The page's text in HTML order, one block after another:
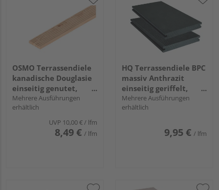
OSMO Terrassendiele
kanadische Douglasie
einseitig genutet,
einseitig geriffelt - 27
x 143 mm
Mehrere Ausführungen
erhältlich
UVP 10,00 €/ lfm
8,49 € / lfm
HQ Terrassendiele BPC
massiv Anthrazit
einseitig geriffelt,
einseitig glatt,
längsseitige Nut, Miru
Mehrere Ausführungen
erhältlich
9,95 € / lfm